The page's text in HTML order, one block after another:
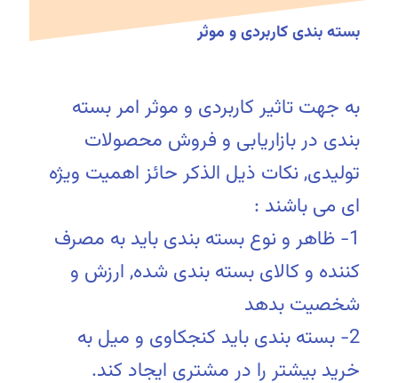
بسته بندی کاربردی و موثر
به جهت تاثیر کاربردی و موثر امر بسته
بندی در بازاریابی و فروش محصولات
تولیدی, نکات ذیل الذکر حائز اهمیت ویژه
ای می باشند :
1- ظاهر و نوع بسته بندی باید به مصرف
کننده و کالای بسته بندی شده, ارزش و
شخصیت بدهد
2- بسته بندی باید کنجکاوی و میل به
خرید بیشتر را در مشتری ایجاد کند.